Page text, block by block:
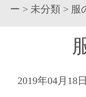
ー > 未分類 > 服
2019年04月18日